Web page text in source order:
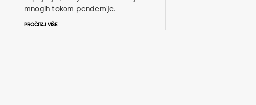
mnogih tokom pandemije.
PROČITAJ VIŠE